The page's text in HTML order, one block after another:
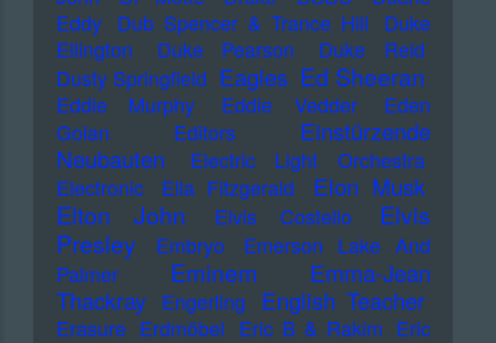
Eddy
Dub Spencer & Trance Hill
Duke
Ellington
Duke Pearson
Duke Reid
Dusty Springfield Eagles Ed Sheeran
Eddie Murphy Eddie Vedder
Eden
Golan
Editors
Einstürzende
Neubauten
Electric Light Orchestra
Electronic
Ella Fitzgerald Elon Musk
Elton John Elvis Costello
Elvis
Presley
Embryo
Emerson Lake And
Palmer
Eminem
Emma-Jean
Thackray
Engerling English Teacher
Erasure Erdmöbel Eric B & Rakim Eric